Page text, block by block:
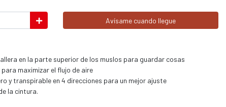
Avísame cuando llegue
en la parte superior de los muslos para guardar cosas
maximizar el flujo de aire
y transpirable en 4 direcciones para un mejor ajuste
la cintura.